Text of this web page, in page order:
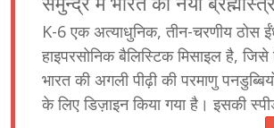
6 हाइपरसोनिक मिसाइल
K-6 एक अत्याधुनिक, तीन-चरणीय ठोस
हाइपरसोनिक बैलिस्टिक मिसाइल है,
भारत की अगली पीढ़ी की परमाणु
के लिए डिज़ाइन किया गया है। इसकी